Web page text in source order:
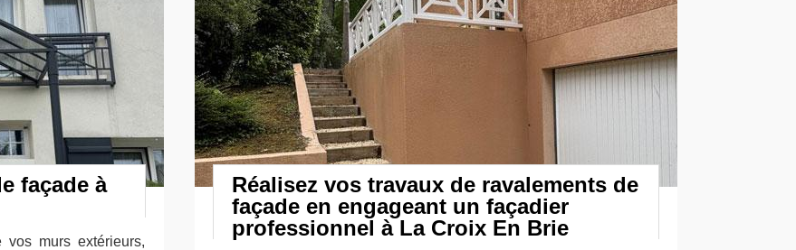
façade à
murs extérieurs,
Réalisez vos travaux de ravalements de
façade en engageant un façadier
professionnel à La Croix En Brie